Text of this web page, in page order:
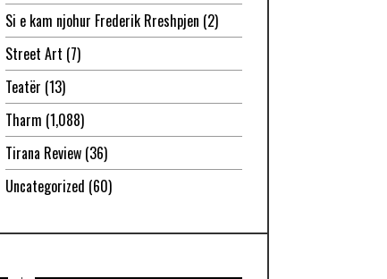
Si e kam njohur Frederik Rreshpjen (2)
Street Art (7)
Teatër (13)
Tharm (1,088)
Tirana Review(36)
Uncategorized (60)